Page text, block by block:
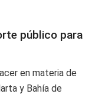
público para
en materia de
y Bahía de